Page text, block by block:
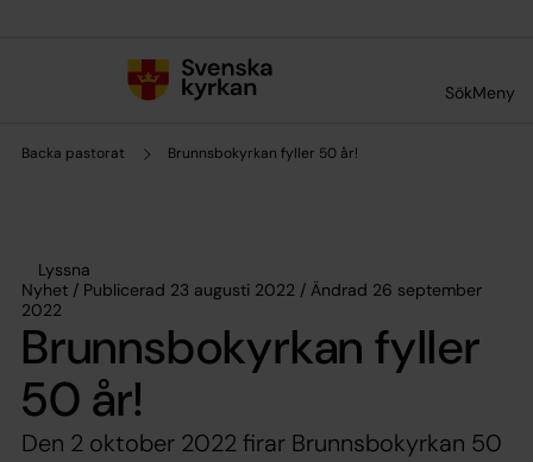
SökMeny
Backa pastorat Brunnsbokyrkan fyller 50 år!
Lyssna
Nyhet / Publicerad 23 augusti 2022 / Ändrad 26 september
2022
Brunnsbokyrkan fyller
50 år!
Den 2 oktober 2022 firar Brunnsbokyrkan 50